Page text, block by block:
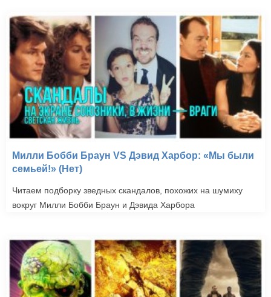
Милли Бобби Браун VS Дэвид Харбор: «Мы были
семьей!» (Нет)
Читаем подборку зведных скандалов, похожих на шумиху
вокруг Милли Бобби Браун и Дэвида Харбора